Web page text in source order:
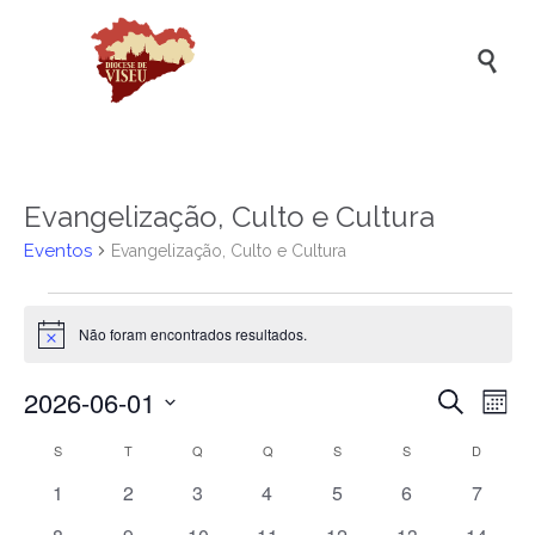

Evangelização, Culto e Cultura
Eventos Evangelização, Culto e Cultura
Eventos
Aviso Não foram encontrados resultados.
Pesquisar
Mês
2026-06-01
Calendário
de
S SEGUNDA-FEIRA
TTERÇA-FEIRA
Q QUARTA-FEIRA
Q QUINTA-FEIRA
SSEXTA-FEIRA
S D
0
1
0
2
0
3
0
4
0
5
0
6
0
7